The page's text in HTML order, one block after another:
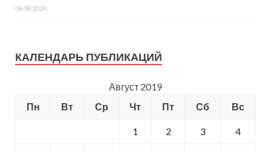
06.08.2026
КАЛЕНДАРЬ ПУБЛИКАЦИЙ
Август 2019
Пн
Вт Ср Чт Пт Сб Вс
1 2 3 4